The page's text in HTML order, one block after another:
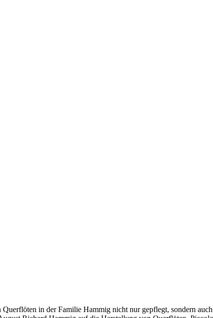
in der Familie Hammig nicht nur gepflegt, sondern